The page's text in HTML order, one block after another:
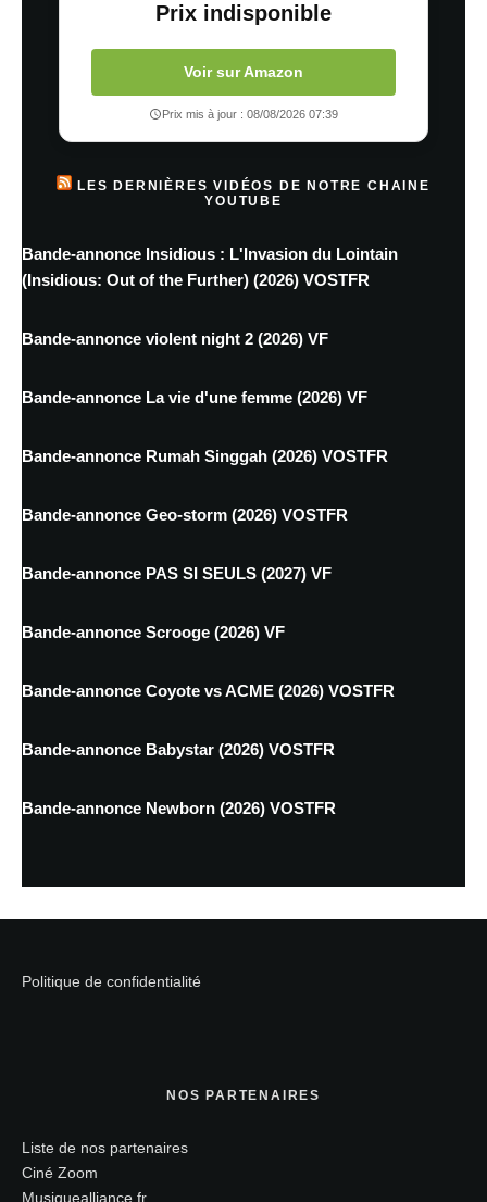
Prix indisponible
Voir sur Amazon
Prix mis à jour : 08/08/2026 07:39
LES DERNIÈRES VIDÉOS DE NOTRE CHAINE
YOUTUBE
Bande-annonce Insidious : L'Invasion du Lointain
(Insidious: Out of the Further) (2026) VOSTFR
Bande-annonce violent night 2 (2026) VF
Bande-annonce La vie d'une femme (2026) VF
Bande-annonce Rumah Singgah (2026) VOSTFR
Bande-annonce Geo-storm (2026) VOSTFR
Bande-annonce PAS SI SEULS (2027) VF
Bande-annonce Scrooge (2026) VF
Bande-annonce Coyote vs ACME (2026) VOSTFR
Bande-annonce Babystar (2026) VOSTFR
Bande-annonce Newborn (2026) VOSTFR
Politique de confidentialité
NOS PARTENAIRES
Liste de nos partenaires
Ciné Zoom
Musiquealliance.fr